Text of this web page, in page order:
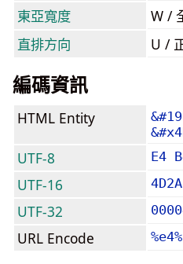
東亞寬度
W /
直排方向 U /
編碼資訊
HTML Entity
UTF-8 E4
UTF-16 4D2A
UTF-32
URL Encode